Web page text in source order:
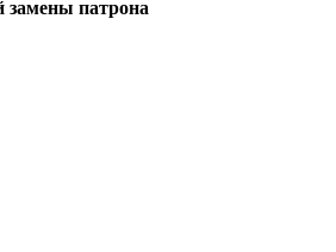
замены патрона